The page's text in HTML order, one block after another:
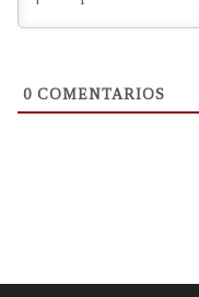
0 COMENTARIOS